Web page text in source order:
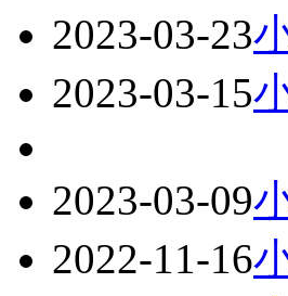
2023-03-23
2023-03-15
2023-03-09
2022-11-16